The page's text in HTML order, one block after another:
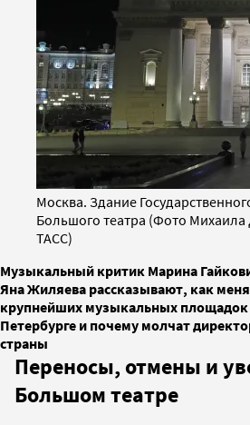
Москва. Здание
Большого театра (Фото
ТАСС)
Музыкальный критик Марина
Яна Жиляева рассказывают, как
крупнейших музыкальных площадок
Петербурге и почему молчат
страны
Переносы, отмены и
Большом театре